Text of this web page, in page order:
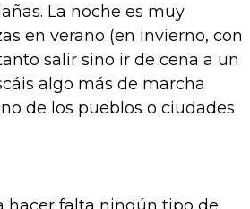
La noche es muy
en verano (en invierno, con
salir sino ir de cena a un
algo más de marcha
de los pueblos o ciudades